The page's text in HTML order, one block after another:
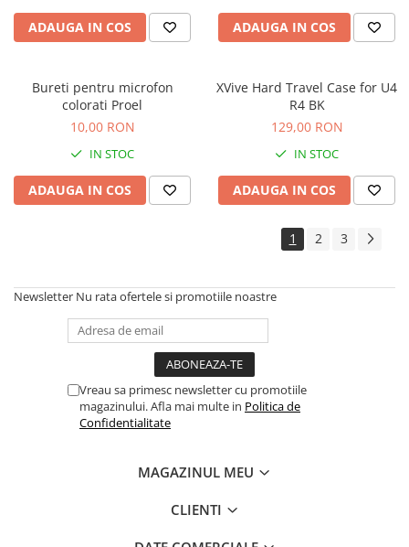
Accesorii DJ
Accesorii Pick-up si Vinyl
CD Playere DJ
Console DJ
Mixere DJ
Cabluri si conectori
Cabluri audio
Cabluri de instrumente
Cabluri de microfon
Cabluri DMX
Cabluri MIDI si audio digitale
ADAUGA IN COS ADAUGA IN COS
Bureti pentru microfon
colorati Proel
10,00 RON
IN STOC
ADAUGA IN COS
XVive Hard Travel Case for U4
R4 BK
129,00 RON
IN STOC
ADAUGA IN COS
1 2 3
Newsletter Nu rata ofertele si promotiile noastre
Vreau sa primesc newsletter cu promotiile
magazinului. Afla mai multe in Politica de
Confidentialitate
MAGAZINUL MEU
CLIENTI